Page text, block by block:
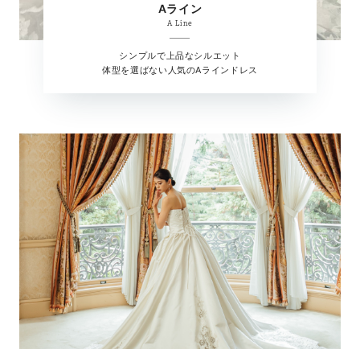
Aライン
A Line
シンプルで上品なシルエット
体型を選ばない人気のAラインドレス